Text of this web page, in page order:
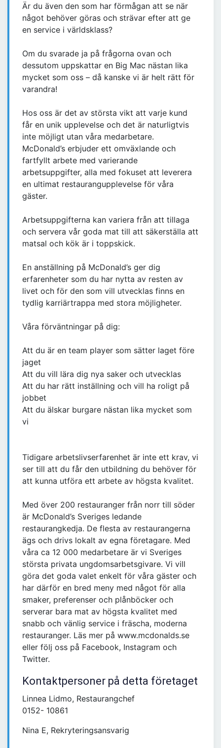
Är du även den som har förmågan att se när
något behöver göras och strävar efter att ge
en service i världsklass?
Om du svarade ja på frågorna ovan och
dessutom uppskattar en Big Mac nästan lika
mycket som oss – då kanske vi är helt rätt för
varandra!
Hos oss är det av största vikt att varje kund
får en unik upplevelse och det är naturligtvis
inte möjligt utan våra medarbetare.
McDonald’s erbjuder ett omväxlande och
fartfyllt arbete med varierande
arbetsuppgifter, alla med fokuset att leverera
en ultimat restaurangupplevelse för våra
gäster.
Arbetsuppgifterna kan variera från att tillaga
och servera vår goda mat till att säkerställa att
matsal och kök är i toppskick.
En anställning på McDonald’s ger dig
erfarenheter som du har nytta av resten av
livet och för den som vill utvecklas finns en
tydlig karriärtrappa med stora möjligheter.
Våra förväntningar på dig:
Att du är en team player som sätter laget före
jaget
Att du vill lära dig nya saker och utvecklas
Att du har rätt inställning och vill ha roligt på
jobbet
Att du älskar burgare nästan lika mycket som
vi
Tidigare arbetslivserfarenhet är inte ett krav, vi
ser till att du får den utbildning du behöver för
att kunna utföra ett arbete av högsta kvalitet.
Med över 200 restauranger från norr till söder
är McDonald’s Sveriges ledande
restaurangkedja. De flesta av restaurangerna
ägs och drivs lokalt av egna företagare. Med
våra ca 12 000 medarbetare är vi Sveriges
största privata ungdomsarbetsgivare. Vi vill
göra det goda valet enkelt för våra gäster och
har därför en bred meny med något för alla
smaker, preferenser och plånböcker och
serverar bara mat av högsta kvalitet med
snabb och vänlig service i fräscha, moderna
restauranger. Läs mer på www.mcdonalds.se
eller följ oss på Facebook, Instagram och
Twitter.
Kontaktpersoner på detta företaget
Linnea Lidmo, Restaurangchef
0152- 10861
Nina E, Rekryteringsansvarig